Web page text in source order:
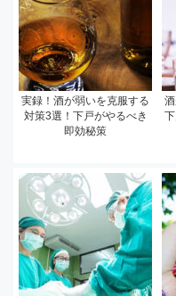
実録！酒が弱いを克服する
対策3選！下戸がやるべき
即効秘策